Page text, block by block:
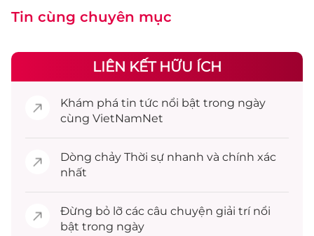
Tin cùng chuyên mục
LIÊN KẾT HỮU ÍCH
Khám phá tin tức nổi bật trong ngày
cùng VietNamNet
Dòng chảy Thời sự nhanh và chính xác
nhất
Đừng bỏ lỡ các câu chuyện giải trínổi
bật trong ngày